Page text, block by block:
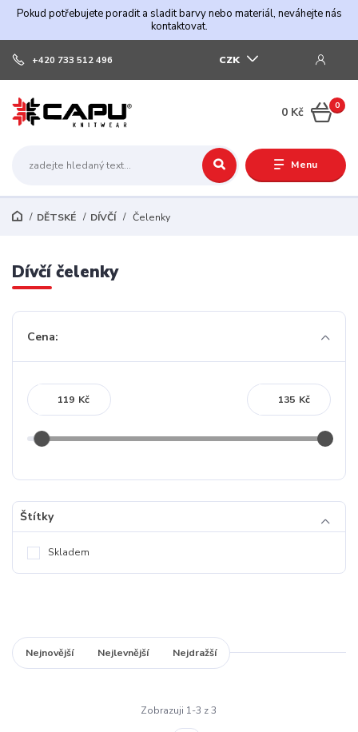
Pokud potřebujete poradit a sladit barvy nebo materiál, neváhejte nás
kontaktovat.
Menu
CZK
+420 733 512 496
0
0 Kč
DĚTSKÉ DÍVČÍ Čelenky
Dívčí čelenky
Cena:
Kč Kč
Štítky
Skladem
Nejnovější Nejlevnější Nejdražší
Zobrazuji 1-3 z 3